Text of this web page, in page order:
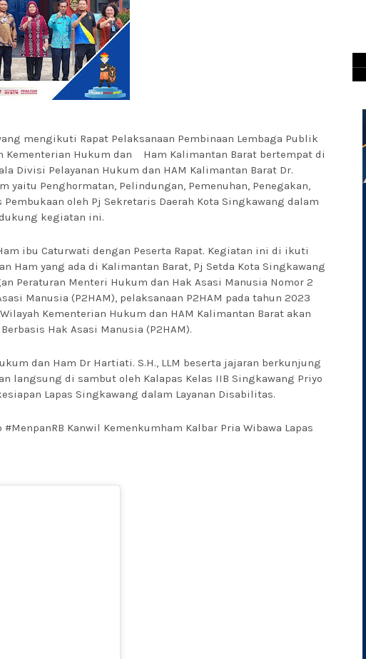
mengikuti Rapat Pelaksanaan Pembinaan Lembaga Publik
Kementerian Hukum dan Ham Kalimantan Barat bertempat di
Divisi Pelayanan Hukum dan HAM Kalimantan Barat Dr.
yaitu Penghormatan, Pelindungan, Pemenuhan, Penegakan,
oleh Pj Sekretaris Daerah Kota Singkawang dalam
kegiatan ini.
ibu Caturwati dengan Peserta Rapat. Kegiatan ini di ikuti
Ham yang ada di Kalimantan Barat, Pj Setda Kota Singkawang
Peraturan Menteri Hukum dan Hak Asasi Manusia Nomor 2
Manusia (P2HAM), pelaksanaan P2HAM pada tahun 2023
Kementerian Hukum dan HAM Kalimantan Barat akan
Hak Asasi Manusia (P2HAM).
dan Ham Dr Hartiati. S.H., LLM beserta jajaran berkunjung
langsung di sambut oleh Kalapas Kelas IIB Singkawang Priyo
Lapas Singkawang dalam Layanan Disabilitas.
Kanwil Kemenkumham Kalbar Pria Wibawa Lapas